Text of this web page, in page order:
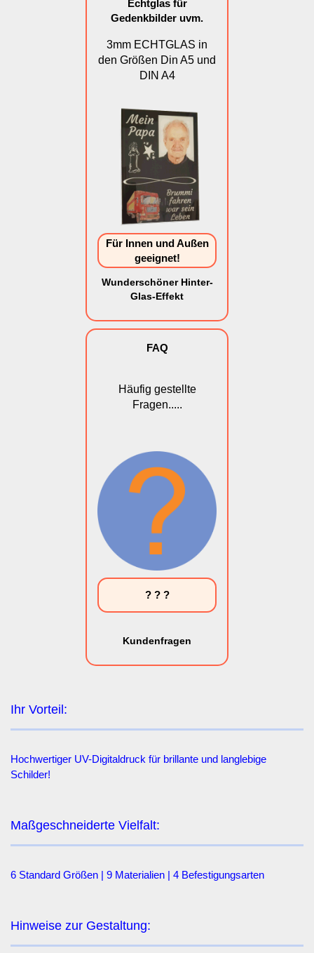
Echtglas für
Gedenkbilder uvm.
3mm ECHTGLAS in
den Größen Din A5 und
DIN A4
Für Innen und Außen
geeignet!
Wunderschöner Hinter-
Glas-Effekt
FAQ
Häufig gestellte
Fragen.....
? ? ?
Kundenfragen
Ihr Vorteil:
Hochwertiger UV-Digitaldruck für brillante und langlebige
Schilder!
Maßgeschneiderte Vielfalt:
6 Standard Größen | 9 Materialien | 4 Befestigungsarten
Hinweise zur Gestaltung: